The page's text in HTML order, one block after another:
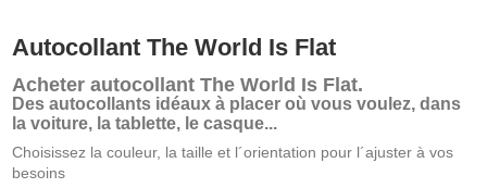
Autocollant The World Is Flat
Acheter autocollant The World Is Flat.
Des autocollants idéaux à placer où vous voulez, dans
la voiture, la tablette, le casque...
Choisissez la couleur, la taille et l´orientation pour l´ajuster à vos
besoins